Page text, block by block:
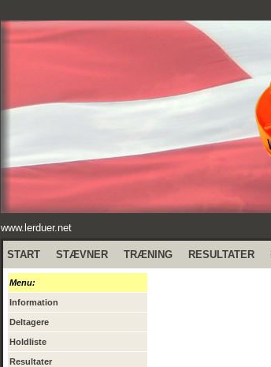
www.lerduer.net
START STÆVNER TRÆNING RESULTATER
Menu:
Information
Deltagere
Holdliste
Resultater